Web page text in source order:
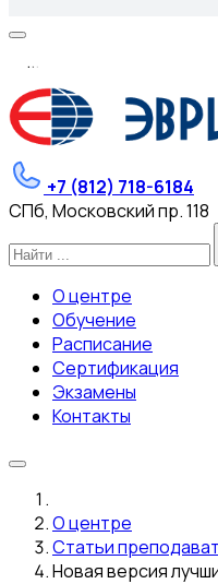
...
+7 (812) 718-6184
СПб, Московский пр. 118
О центре
Обучение
Расписание
Сертификация
Экзамены
Контакты
О центре
Статьи
Новая версия